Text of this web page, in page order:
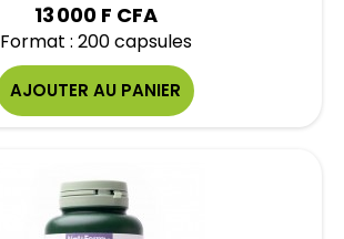
13 000 F CFA
Format : 200 capsules
AJOUTER AU PANIER